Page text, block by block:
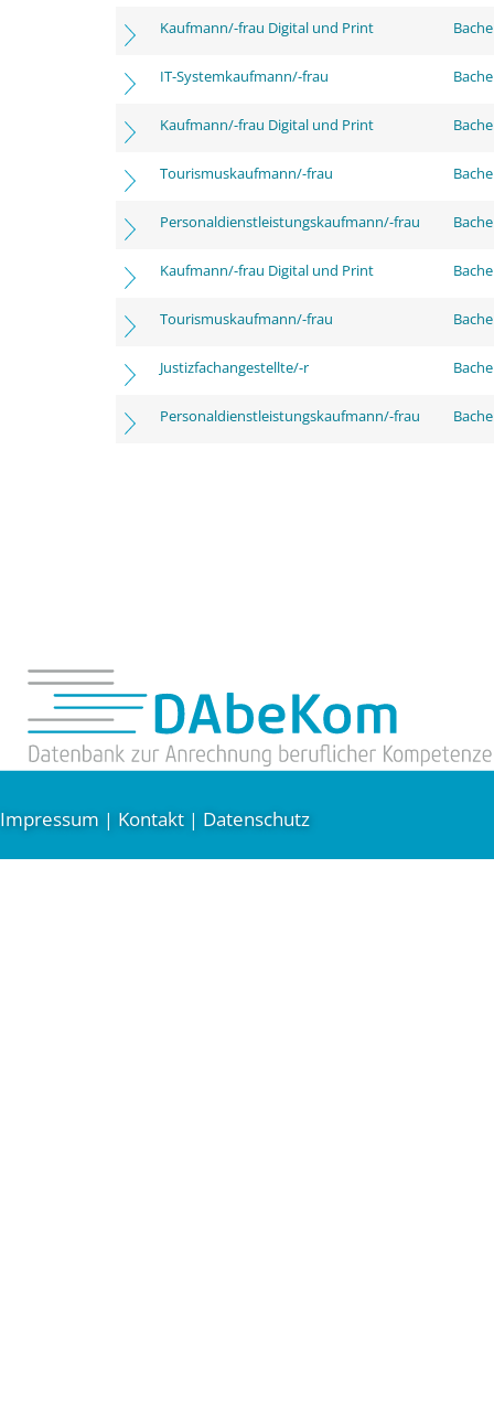
Kaufmann/-frau Digital und Print
IT-Systemkaufmann/-frau
Kaufmann/-frau Digital und Print
Tourismuskaufmann/-frau
Personaldienstleistungskaufmann/-frau
Kaufmann/-frau Digital und Print
Tourismuskaufmann/-frau
Justizfachangestellte/-r
Personaldienstleistungskaufmann/-frau
Impressum | Kontakt | Datenschutz